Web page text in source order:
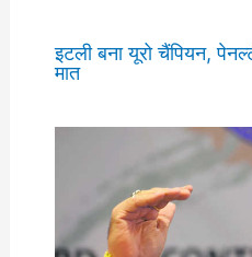
इटली बना यूरो चैंपियन,
मात